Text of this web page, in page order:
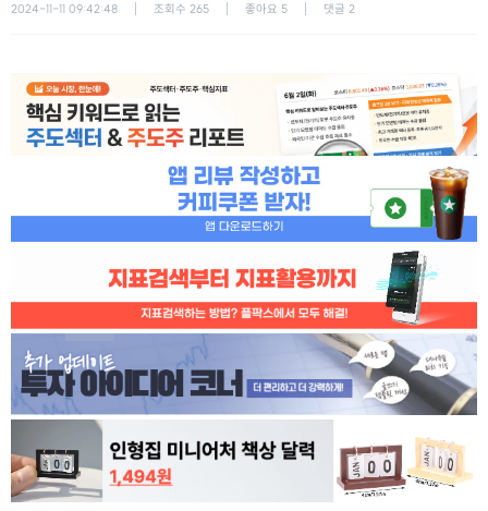
2024-11-11 09:42:48 조회수 265 좋아요 5 댓글 2